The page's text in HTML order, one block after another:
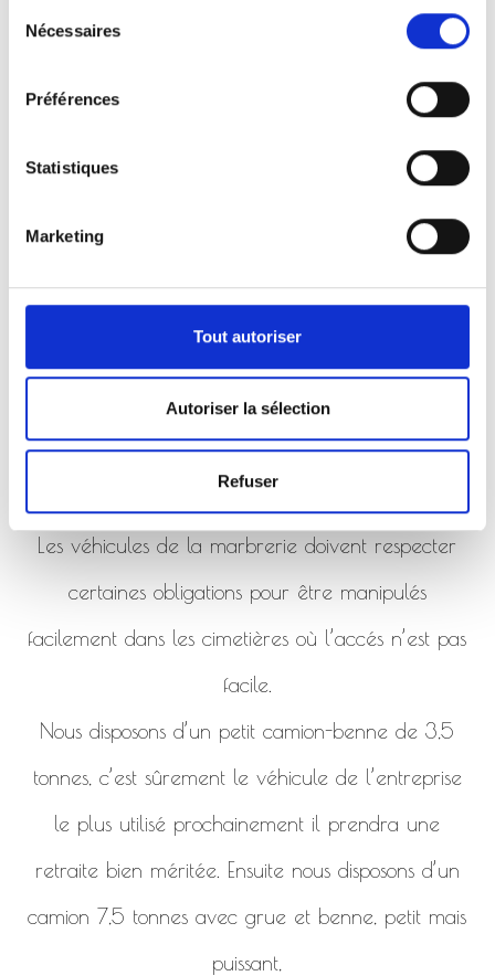
Nécessaires
Préférences
Statistiques
Marketing
Tout autoriser
Autoriser la sélection
Refuser
Pour répondre aux demandes de notre clientèle,
véhicules.
Que ça soit pour l’activité de pompes funèbres ou
Les véhicules de la marbrerie doivent respecter
certaines obligations pour être manipulés
facilement dans les cimetières où l’accés n’est pas
facile.
Nous disposons d’un petit camion-benne de 3,5
tonnes, c’est sûrement le véhicule de l’entreprise
le plus utilisé prochainement il prendra une
retraite bien méritée. Ensuite nous disposons d’un
camion 7,5 tonnes avec grue et benne, petit mais
puissant,